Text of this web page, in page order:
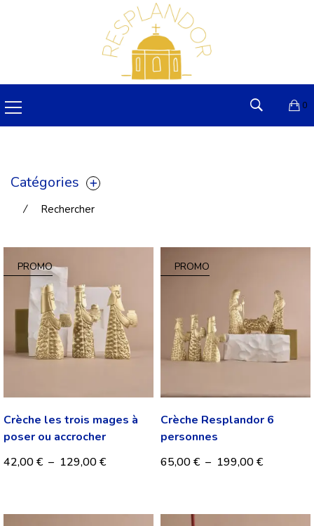
0
Catégories
⁄ Rechercher
PROMO
Crèche les trois mages à
poser ou accrocher
42,00€ – 129,00€
PROMO
Crèche Resplandor 6
personnes
65,00€ – 199,00€